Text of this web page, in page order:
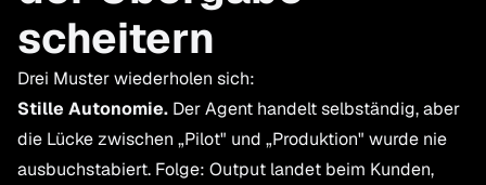
scheitern
Drei Muster wiederholen sich:
Stille Autonomie. Der Agent handelt selbständig, aber
die Lücke zwischen „Pilot" und „Produktion" wurde nie
ausbuchstabiert. Folge: Output landet beim Kunden,